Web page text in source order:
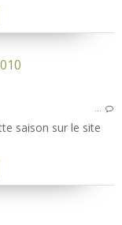
…
saison sur le site